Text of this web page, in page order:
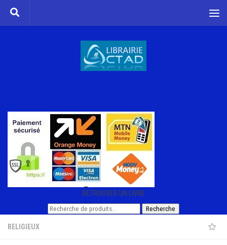
Skip to content
RETROUVER UN LIVRE
Recherche
Recherche
RELIGIEUX